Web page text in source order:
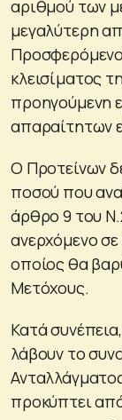
αριθμού των
μεγαλύτερη
κλεισίματος
προηγούμενη
απαραίτητων
Ο Προτείνων
ποσού που
άρθρο 9 του
ανερχόμενο
οποίος θα
Μετόχους.
Κατά
λάβουν το
προκύπτει